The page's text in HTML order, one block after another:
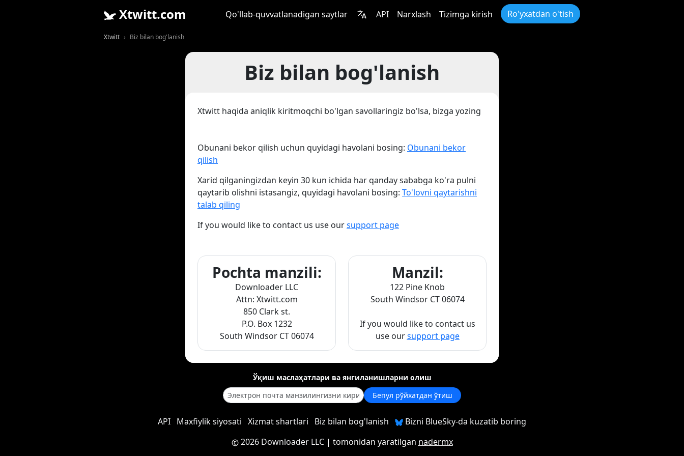
Xtwitt.com Qo'llab-quvvatlanadigan saytlar API Narxlash Tizimga kirish Ro'yxatdan o'tish
Xtwitt Biz bilan bog'lanish
Biz bilan bog'lanish
Xtwitt haqida aniqlik kiritmoqchi bo'lgan savollaringiz bo'lsa, bizga yozing
Obunani bekor qilish uchun quyidagi havolani bosing: Obunani bekor
qilish
Xarid qilganingizdan keyin 30 kun ichida har qanday sababga ko'ra pulni
qaytarib olishni istasangiz, quyidagi havolani bosing: To'lovni qaytarishni
talab qiling
If you would like to contact us use oursupport page
Pochta manzili:
Downloader LLC
Attn: Xtwitt.com
850 Clark st.
P.O. Box 1232
South Windsor CT 06074
Manzil:
122 Pine Knob
South Windsor CT 06074
If you would like to contact us
use oursupport page
Ўқиш маслаҳатлари ва янгиланишларни олиш
Бепул рўйхатдан ўтиш
API Maxfiylik siyosati Xizmat shartlari Biz bilan bog'lanish
Bizni BlueSky-da kuzatib boring
2026 Downloader LLC| tomonidan yaratilgan nadermx